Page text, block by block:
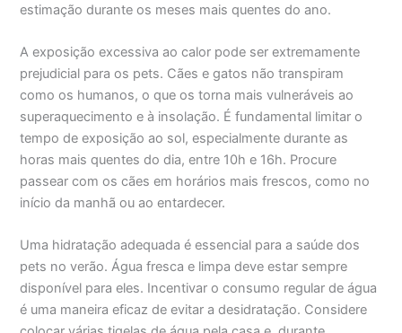
estimação durante os meses mais quentes do ano.
A exposição excessiva ao calor pode ser extremamente
prejudicial para os pets. Cães e gatos não transpiram
como os humanos, o que os torna mais vulneráveis ao
superaquecimento e à insolação. É fundamental limitar o
tempo de exposição ao sol, especialmente durante as
horas mais quentes do dia, entre 10h e 16h. Procure
passear com os cães em horários mais frescos, como no
início da manhã ou ao entardecer.
Uma hidratação adequada é essencial para a saúde dos
pets no verão. Água fresca e limpa deve estar sempre
disponível para eles. Incentivar o consumo regular de água
é uma maneira eficaz de evitar a desidratação. Considere